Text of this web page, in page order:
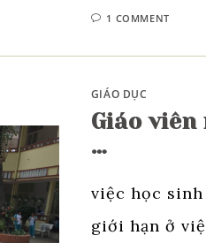
1 COMMENT
GIÁO DỤC
Giáo
…
việc học
giới hạn ở